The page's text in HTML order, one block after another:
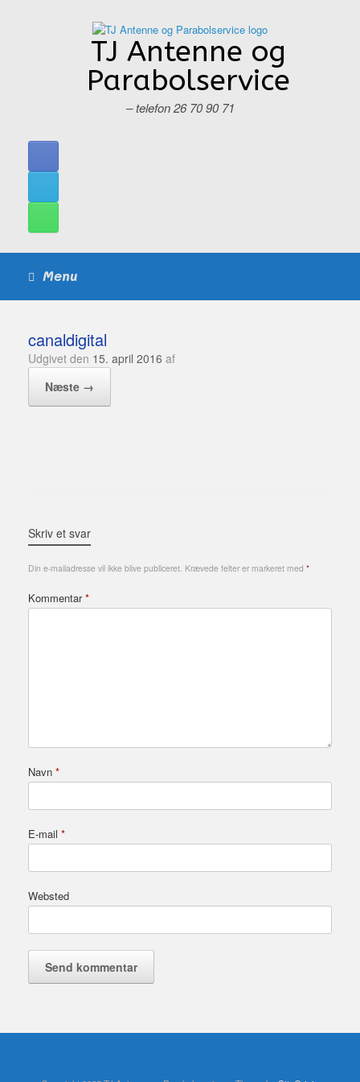
TJ Antenne og
Parabolservice
– telefon 26 70 90 71
Menu
canaldigital
Udgivet den 15. april 2016 af
Næste →
Skriv et svar
Din e-mailadresse vil ikke blive publiceret. Krævede felter er markeret med *
Kommentar*
Navn *
E-mail *
Websted